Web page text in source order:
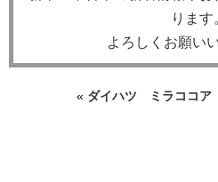
ります
よろしくお願い
« ダイハツ ミラココア